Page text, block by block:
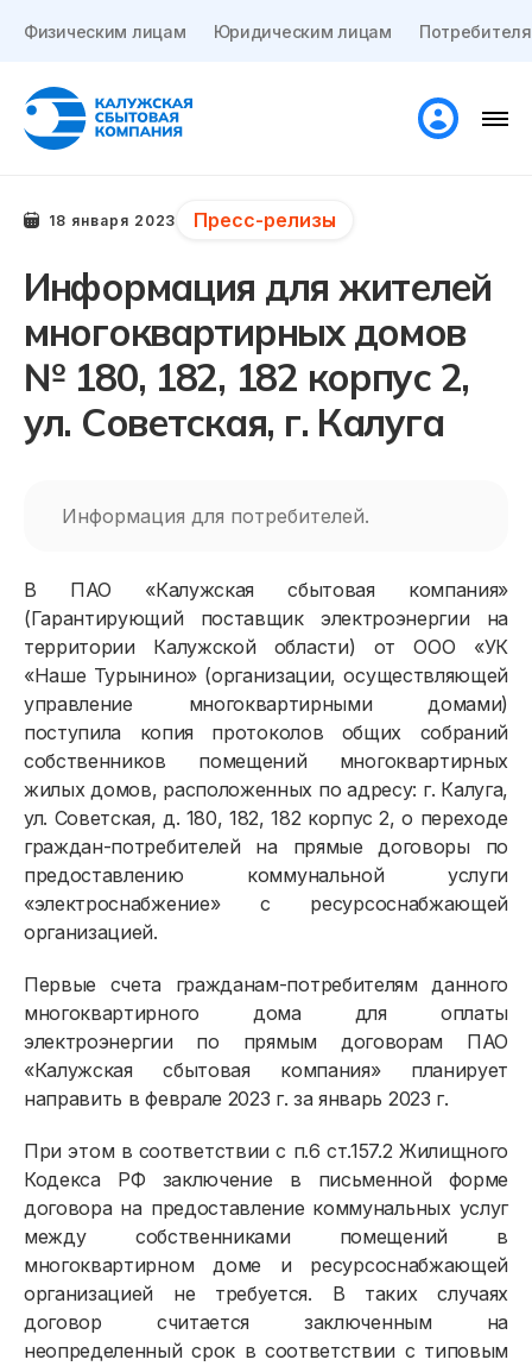
Физическим лицам Юридическим лицам
18 января 2023 Пресс-релизы
Информация для жителей
многоквартирных домов
№ 180, 182, 182 корпус 2,
ул. Советская, г. Калуга
Информация для потребителей.
В ПАО «Калужская сбытовая компания»
(Гарантирующий поставщик электроэнергии на
территории Калужской области) от ООО «УК
«Наше Турынино» (организации, осуществляющей
управление многоквартирными домами)
поступила копия протоколов общих собраний
собственников помещений многоквартирных
жилых домов, расположенных по адресу: г. Калуга,
ул. Советская, д. 180, 182, 182 корпус 2, о переходе
граждан-потребителей на прямые договоры по
предоставлению коммунальной услуги
«электроснабжение» с ресурсоснабжающей
организацией.
Первые счета гражданам-потребителям данного
многоквартирного дома для оплаты
электроэнергии по прямым договорам ПАО
«Калужская сбытовая компания» планирует
направить в феврале 2023 г. за январь 2023 г.
При этом в соответствии с п.6 ст.157.2 Жилищного
Кодекса РФ заключение в письменной форме
договора на предоставление коммунальных услуг
между собственниками помещений в
многоквартирном доме и ресурсоснабжающей
организацией не требуется. В таких случаях
договор считается заключенным на
неопределенный срок в соответствии с типовым